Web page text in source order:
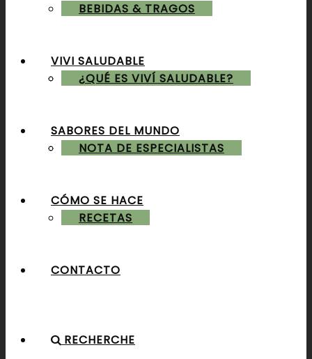
BEBIDAS & TRAGOS
ALMUERZOS & CENAS
POSTRES & TORTAS
VIVI SALUDABLE
¿QUÉ ES VIVÍ SALUDABLE?
NOTA DE ESPECIALISTAS
RECETAS
SABORES DEL MUNDO
CÓMO SE HACE
CONTACTO
RECHERCHE